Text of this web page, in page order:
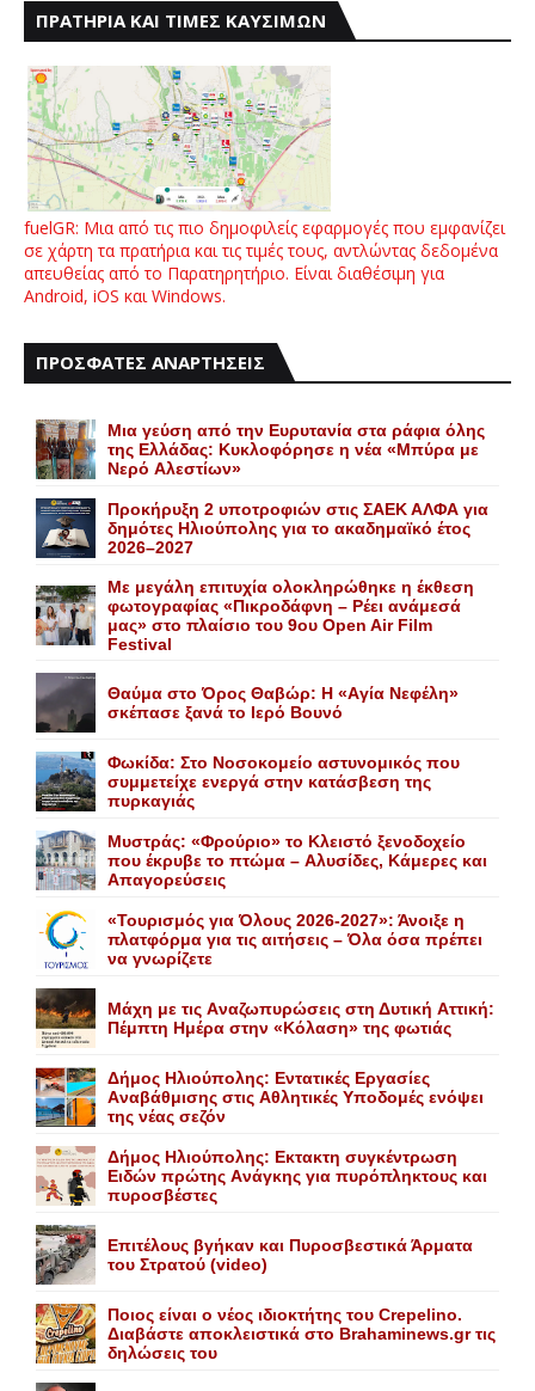
ΠΡΑΤΗΡΙΑ ΚΑΙ ΤΙΜΕΣ ΚΑΥΣΙΜΩΝ
fuelGR: Μια από τις πιο δημοφιλείς εφαρμογές που εμφανίζει
σε χάρτη τα πρατήρια και τις τιμές τους, αντλώντας δεδομένα
απευθείας από το Παρατηρητήριο. Είναι διαθέσιμη για
Android, iOS και Windows.
ΠΡΟΣΦΑΤΕΣ ΑΝΑΡΤΗΣΕΙΣ
Mια γεύση από την Eυρυτανία στα ράφια όλης
της Ελλάδας: Κυκλοφόρησε η νέα «Μπύρα με
Nερό Aλεστίων»
Προκήρυξη 2 υποτροφιών στις ΣΑΕΚ ΑΛΦΑ για
δημότες Ηλιούπολης για το ακαδημαϊκό έτος
2026–2027
Με μεγάλη επιτυχία ολοκληρώθηκε η έκθεση
φωτογραφίας «Πικροδάφνη – Ρέει ανάμεσά
μας» στο πλαίσιο του 9ου Open Air Film
Festival
Θαύμα στο Όρος Θαβώρ: H «Aγία Nεφέλη»
σκέπασε ξανά το Iερό Bουνό
Φωκίδα: Στο Νοσοκομείο αστυνομικός που
συμμετείχε ενεργά στην κατάσβεση της
πυρκαγιάς
Mυστράς: «Φρούριο» το Kλειστό ξενοδοχείο
που έκρυβε το πτώμα – Aλυσίδες, Kάμερες και
Aπαγορεύσεις
«Τουρισμός για Όλους 2026-2027»: Άνοιξε η
πλατφόρμα για τις αιτήσεις – Όλα όσα πρέπει
να γνωρίζετε
Mάχη με τις Aναζωπυρώσεις στη Δυτική Aττική:
Πέμπτη Hμέρα στην «Kόλαση» της φωτιάς
Δήμος Ηλιούπολης: Eντατικές Eργασίες
Aναβάθμισης στις Aθλητικές Yποδομές ενόψει
της νέας σεζόν
Δήμος Ηλιούπολης: Eκτακτη συγκέντρωση
Eιδών πρώτης Aνάγκης για πυρόπληκτους και
πυροσβέστες
Επιτέλους βγήκαν και Πυροσβεστικά Άρματα
του Στρατού (video)
Ποιος είναι ο νέος ιδιοκτήτης του Crepelino.
Διαβάστε αποκλειστικά στο Brahaminews.gr τις
δηλώσεις του